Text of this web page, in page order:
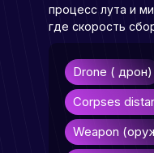
процесс лута и
где скорость
Drone ( дрон)
Corpses
Weapon